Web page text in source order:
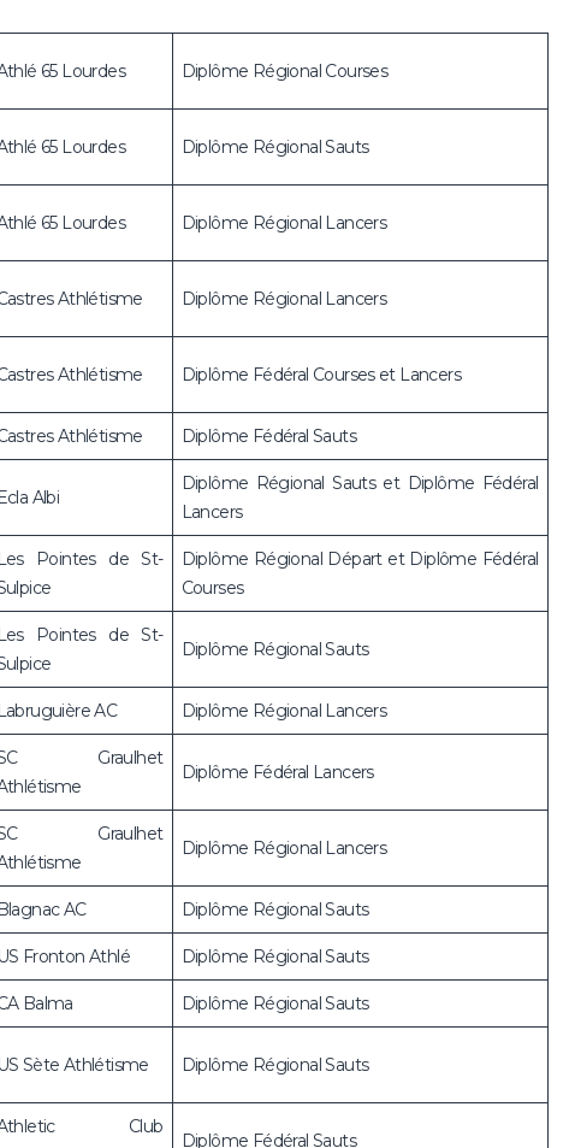
65 Lourdes Diplôme Régional Courses
65 Lourdes Diplôme Régional Sauts
65 Lourdes Diplôme Régional Lancers
Athlétisme Diplôme Régional Lancers
Athlétisme Diplôme Fédéral Courses et Lancers
Athlétisme Diplôme Fédéral Sauts
Ecla Albi
Diplôme Régional Sauts et Diplôme Fédéral
Lancers
Les Pointes de St-
Diplôme Régional Départ et Diplôme Fédéral
Courses
Les Pointes de St-
Diplôme Régional Sauts
Labruguière AC Diplôme Régional Lancers
Graulhet
Diplôme Fédéral Lancers
Graulhet
Diplôme Régional Lancers
Blagnac AC Diplôme Régional Sauts
US Fronton Athlé Diplôme Régional Sauts
Balma Diplôme Régional Sauts
US Sète Athlétisme Diplôme Régional Sauts
Club
Diplôme Fédéral Sauts